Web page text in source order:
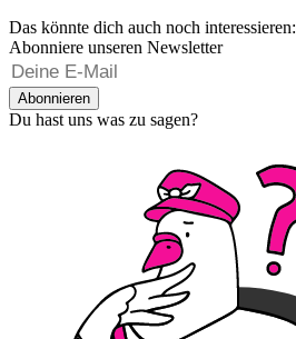
Das könnte dich auch noch interessieren:
Abonniere unseren Newsletter
Abonnieren
Du hast uns was zu sagen?